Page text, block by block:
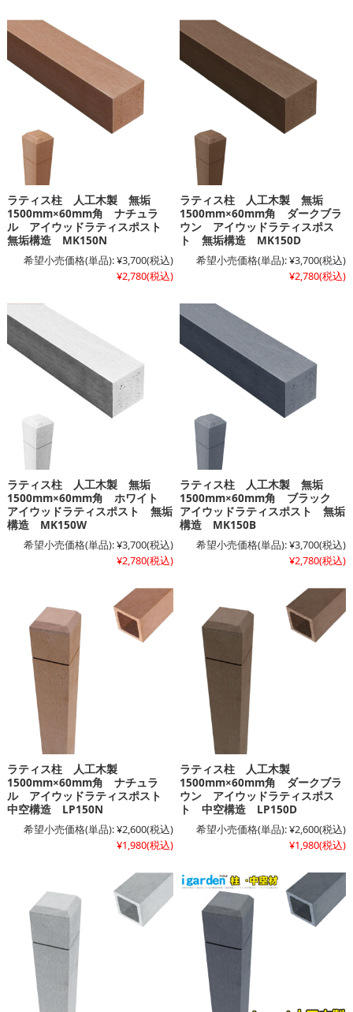
ラティス柱 人工木製 無垢
1500mm×60mm角 ナチュラ
ル アイウッドラティスポスト
無垢構造 MK150N
希望小売価格(単品):¥3,700(税込)
¥2,780(税込)
ラティス柱 人工木製 無垢
1500mm×60mm角 ダークブラ
ウン アイウッドラティスポス
ト 無垢構造 MK150D
希望小売価格(単品):¥3,700(税込)
¥2,780(税込)
ラティス柱 人工木製 無垢
1500mm×60mm角 ホワイト
アイウッドラティスポスト 無垢
構造 MK150W
希望小売価格(単品):¥3,700(税込)
¥2,780(税込)
ラティス柱 人工木製 無垢
1500mm×60mm角 ブラック
アイウッドラティスポスト 無垢
構造 MK150B
希望小売価格(単品):¥3,700(税込)
¥2,780(税込)
ラティス柱 人工木製
1500mm×60mm角 ナチュラ
ル アイウッドラティスポスト
中空構造 LP150N
希望小売価格(単品):¥2,600(税込)
¥1,980(税込)
ラティス柱 人工木製
1500mm×60mm角 ダークブラ
ウン アイウッドラティスポス
ト 中空構造 LP150D
希望小売価格(単品):¥2,600(税込)
¥1,980(税込)